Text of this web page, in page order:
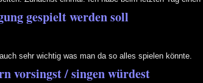
gespielt werden soll
sehr wichtig was man da so alles spielen könnte.
vorsingst / singen würdest